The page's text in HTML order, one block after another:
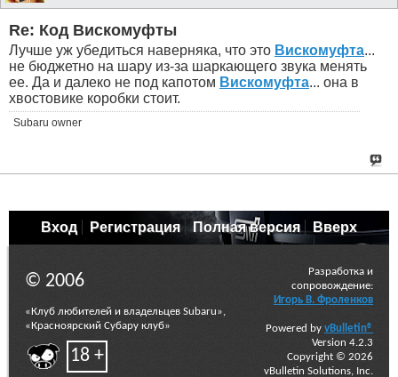
Re: Код Вискомуфты
Лучше уж убедиться наверняка, что это Вискомуфта...
не бюджетно на шару из-за шаркающего звука менять
ее. Да и далеко не под капотом Вискомуфта... она в
хвостовике коробки стоит.
Subaru owner
Вход Регистрация Полная версия Вверх
© 2006
«Клуб любителей и владельцев Subaru»,
«Красноярский Субару клуб»
18 +
Разработка и
сопровождение:
Игорь В. Фроленков
Powered by vBulletin®
Version 4.2.3
Copyright © 2026
vBulletin Solutions, Inc.